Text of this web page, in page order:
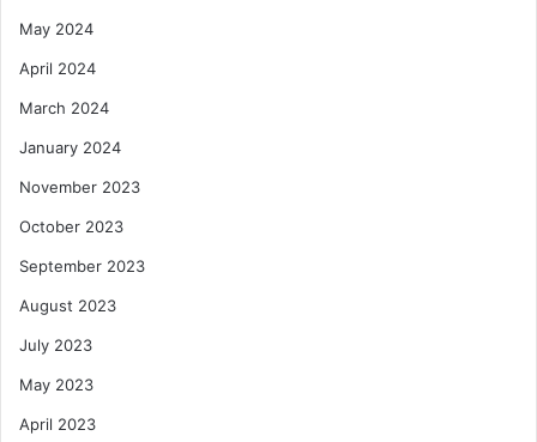
May 2024
April 2024
March 2024
January 2024
November 2023
October 2023
September 2023
August 2023
July 2023
May 2023
April 2023